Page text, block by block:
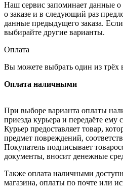
Наш сервис запоминает данные
о заказе и в следующий раз
данные предыдущего заказа.
выбирайте другие варианты.
Оплата
Вы можете выбрать один из трёх
Оплата наличными
При выборе варианта оплаты
приезда курьера и передаёте ему
Курьер предоставляет товар,
предмет повреждений,
Покупатель подписывает
документы, вносит денежные
Также оплата наличными
магазина, оплаты по почте или